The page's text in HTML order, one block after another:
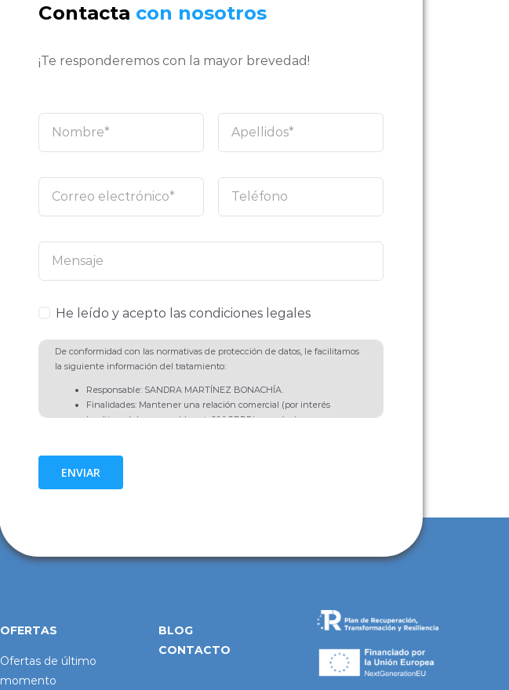
Contacta con nosotros
¡Te responderemos con la mayor brevedad!
He leído y acepto las condiciones legales
De conformidad con las normativas de protección de datos, le facilitamos
la siguiente información del tratamiento:
Responsable: SANDRA MARTÍNEZ BONACHÍA.
Finalidades: Mantener una relación comercial (por interés
Legítimo del responsable, art. 6.1.f GDPR) y envío de
obligación legal.
ENVIAR
OFERTAS
Ofertas de último
momento
BLOG
CONTACTO